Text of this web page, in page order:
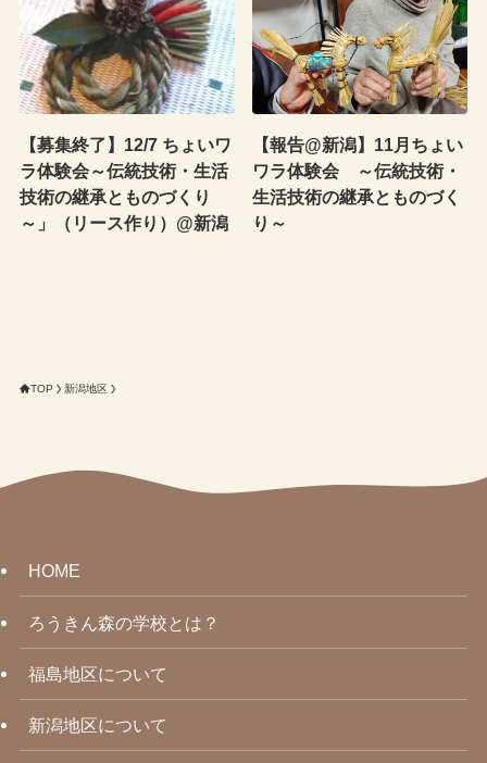
【募集終了】12/7 ちょいワ
ラ体験会～伝統技術・生活
技術の継承とものづくり
～」（リース作り）@新潟
【報告@新潟】11月ちょい
ワラ体験会 ～伝統技術・
生活技術の継承とものづく
り～
TOP 新潟地区
HOME
ろうきん森の学校とは？
福島地区について
新潟地区について